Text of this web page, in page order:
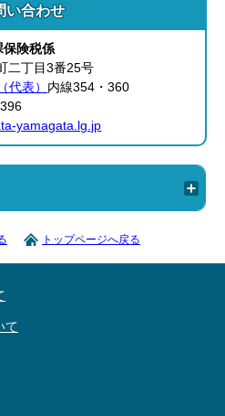
い合わせ
保険税係
二丁目3番25号
代表） 内線354・360
yamagata.lg.jp
トップページへ戻る
て